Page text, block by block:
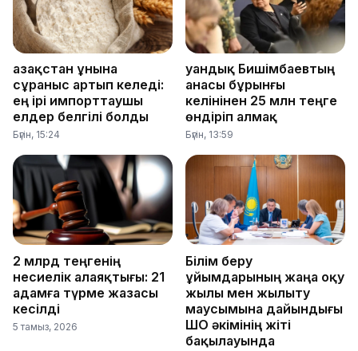
Қазақстан ұнына
сұраныс артып келеді:
ең ірі импорттаушы
елдер белгілі болды
Бүгін, 15:24
Қуандық Бишімбаевтың
анасы бұрынғы
келінінен 25 млн теңге
өндіріп алмақ
Бүгін, 13:59
2 млрд теңгенің
несиелік алаяқтығы: 21
адамға түрме жазасы
кесілді
5 тамыз, 2026
Білім беру
ұйымдарының жаңа оқу
жылы мен жылыту
маусымына дайындығы
ШҚО әкімінің жіті
бақылауында